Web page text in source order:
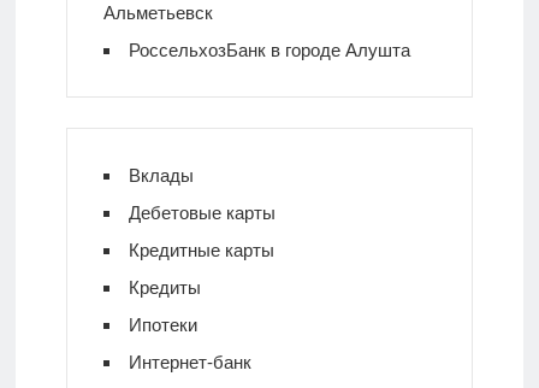
Альметьевск
РоссельхозБанк в городе Алушта
Вклады
Дебетовые карты
Кредитные карты
Кредиты
Ипотеки
Интернет-банк